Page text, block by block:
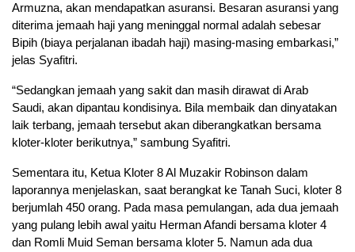
Armuzna, akan mendapatkan asuransi. Besaran asuransi yang
diterima jemaah haji yang meninggal normal adalah sebesar
Bipih (biaya perjalanan ibadah haji) masing-masing embarkasi,”
jelas Syafitri.
“Sedangkan jemaah yang sakit dan masih dirawat di Arab
Saudi, akan dipantau kondisinya. Bila membaik dan dinyatakan
laik terbang, jemaah tersebut akan diberangkatkan bersama
kloter-kloter berikutnya,” sambung Syafitri.
Sementara itu, Ketua Kloter 8 Al Muzakir Robinson dalam
laporannya menjelaskan, saat berangkat ke Tanah Suci, kloter 8
berjumlah 450 orang. Pada masa pemulangan, ada dua jemaah
yang pulang lebih awal yaitu Herman Afandi bersama kloter 4
dan Romli Muid Seman bersama kloter 5. Namun ada dua